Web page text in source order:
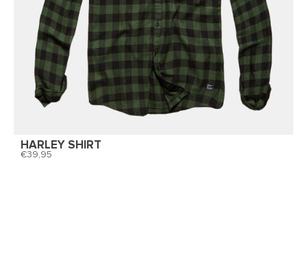
HARLEY SHIRT
39,95